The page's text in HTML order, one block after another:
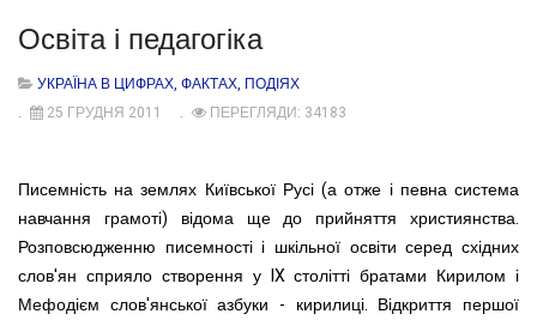
Освіта і педагогіка
УКРАЇНА В ЦИФРАХ, ФАКТАХ, ПОДІЯХ
25 ГРУДНЯ 2011
ПЕРЕГЛЯДИ: 34183
Писемність на землях Київської Русі (а отже і певна система
навчання грамоті) відома ще до прийняття християнства.
Розповсюдженню писемності і шкільної освіти серед східних
слов'ян сприяло створення у IX столітті братами Кирилом і
Мефодієм слов'янської азбуки - кирилиці. Відкриття першої